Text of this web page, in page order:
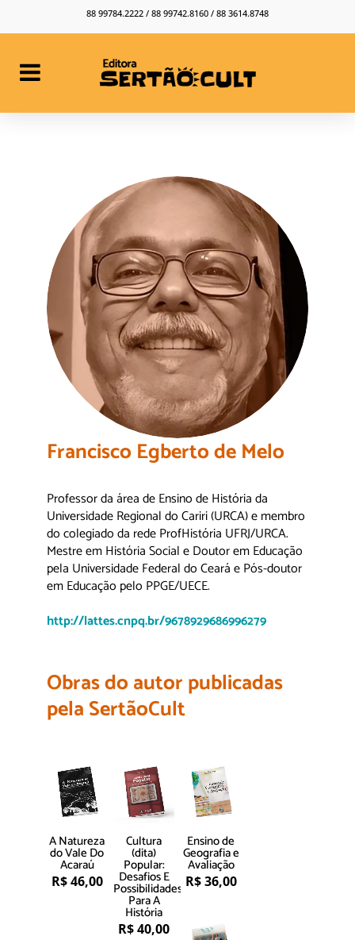
88 99784.2222 / 88 99742.8160 / 88 3614.8748
Francisco Egberto de Melo
Professor da área de Ensino de História da
Universidade Regional do Cariri (URCA) e membro
do colegiado da rede ProfHistória UFRJ/URCA.
Mestre em História Social e Doutor em Educação
pela Universidade Federal do Ceará e Pós-doutor
em Educação pelo PPGE/UECE.
http://lattes.cnpq.br/9678929686996279
Obras do autor publicadas
pela SertãoCult
A Natureza
do Vale Do
Acaraú
R$46,00
Cultura
(dita)
Popular:
Desafios E
Possibilidades
Para A
História
R$40,00
Ensino de
Geografia e
Avaliação
R$36,00